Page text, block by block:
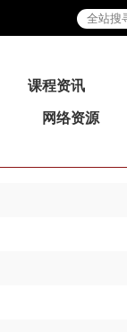
课程资讯
网络资源